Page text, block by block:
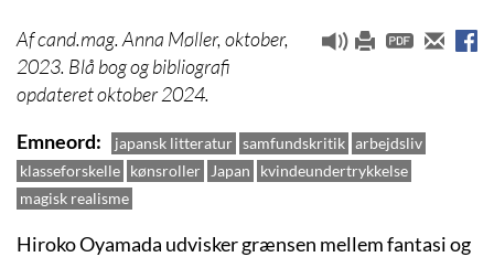
cand.mag. Anna Møller, oktober,
2023. Blå bog og bibliografi
opdateret oktober 2024.
Emneord
japansk litteratur samfundskritik arbejdsliv
klasseforskelle kønsroller Japan
kvindeundertrykkelse
magisk realisme
Hiroko Oyamada udvisker grænsen mellem fantasi og